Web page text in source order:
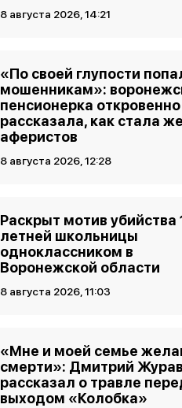
8 августа 2026, 14:21
«По своей глупости
мошенникам»:
пенсионерка откровенно
рассказала, как стала
аферистов
8 августа 2026, 12:28
Раскрыт мотив убийства
летней школьницы
одноклассником в
Воронежской области
8 августа 2026, 11:03
«Мне и моей семье
смерти»: Дмитрий
рассказал о травле
выходом «Колобка»